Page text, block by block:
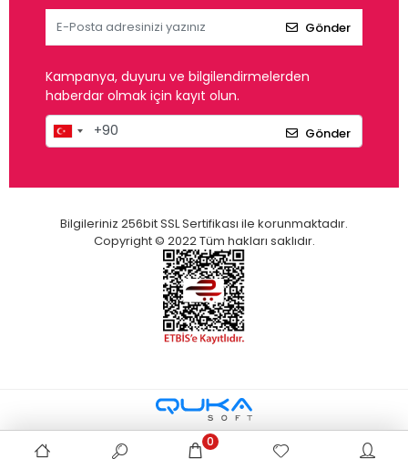
Gönder
Kampanya, duyuru ve bilgilendirmelerden
haberdar olmak için kayıt olun.
Gönder
Bilgileriniz 256bit SSL Sertifikası ile korunmaktadır.
Copyright © 2022 Tüm hakları saklıdır.
0